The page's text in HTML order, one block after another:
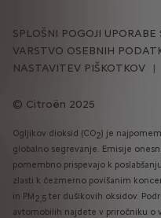
Citroën 2025
SPLOŠNI POGOJI
VARSTVO OSEBNIH
NASTAVITEV PIŠKOTKOV
Ogljikov dioksid (CO2) je
globalno segrevanje. Emisije
pomembno prispevajo k
zlasti k čezmerno povišanim
in PM2,5 ter dušikovih oksidov.
avtomobilih najdete v priročniku o